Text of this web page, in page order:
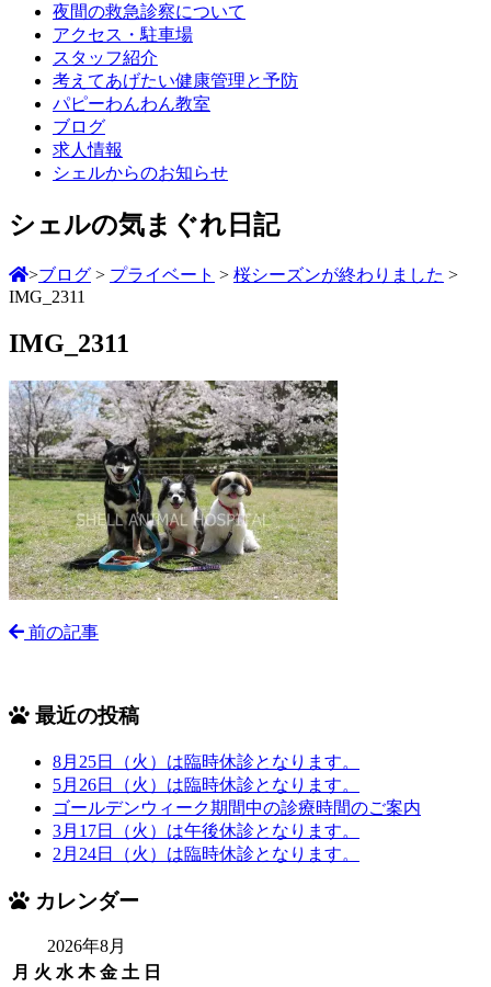
夜間の救急診察について
アクセス・駐車場
スタッフ紹介
考えてあげたい健康管理と予防
パピーわんわん教室
ブログ
求人情報
シェルからのお知らせ
シェルの気まぐれ日記
>ブログ > プライベート > 桜シーズンが終わりました >
IMG_2311
IMG_2311
前の記事
最近の投稿
8月25日（火）は臨時休診となります。
5月26日（火）は臨時休診となります。
ゴールデンウィーク期間中の診療時間のご案内
3月17日（火）は午後休診となります。
2月24日（火）は臨時休診となります。
カレンダー
2026年8月
月 火 水 木 金 土 日